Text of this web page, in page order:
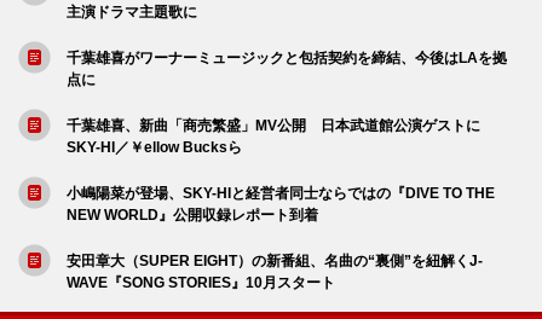
主演ドラマ主題歌に
千葉雄喜がワーナーミュージックと包括契約を締結、今後はLAを拠
点に
千葉雄喜、新曲「商売繁盛」MV公開 日本武道館公演ゲストに
SKY-HI／￥ellow Bucksら
小嶋陽菜が登場、SKY-HIと経営者同士ならではの『DIVE TO THE
NEW WORLD』公開収録レポート到着
安田章大（SUPER EIGHT）の新番組、名曲の“裏側”を紐解くJ-
WAVE『SONG STORIES』10月スタート